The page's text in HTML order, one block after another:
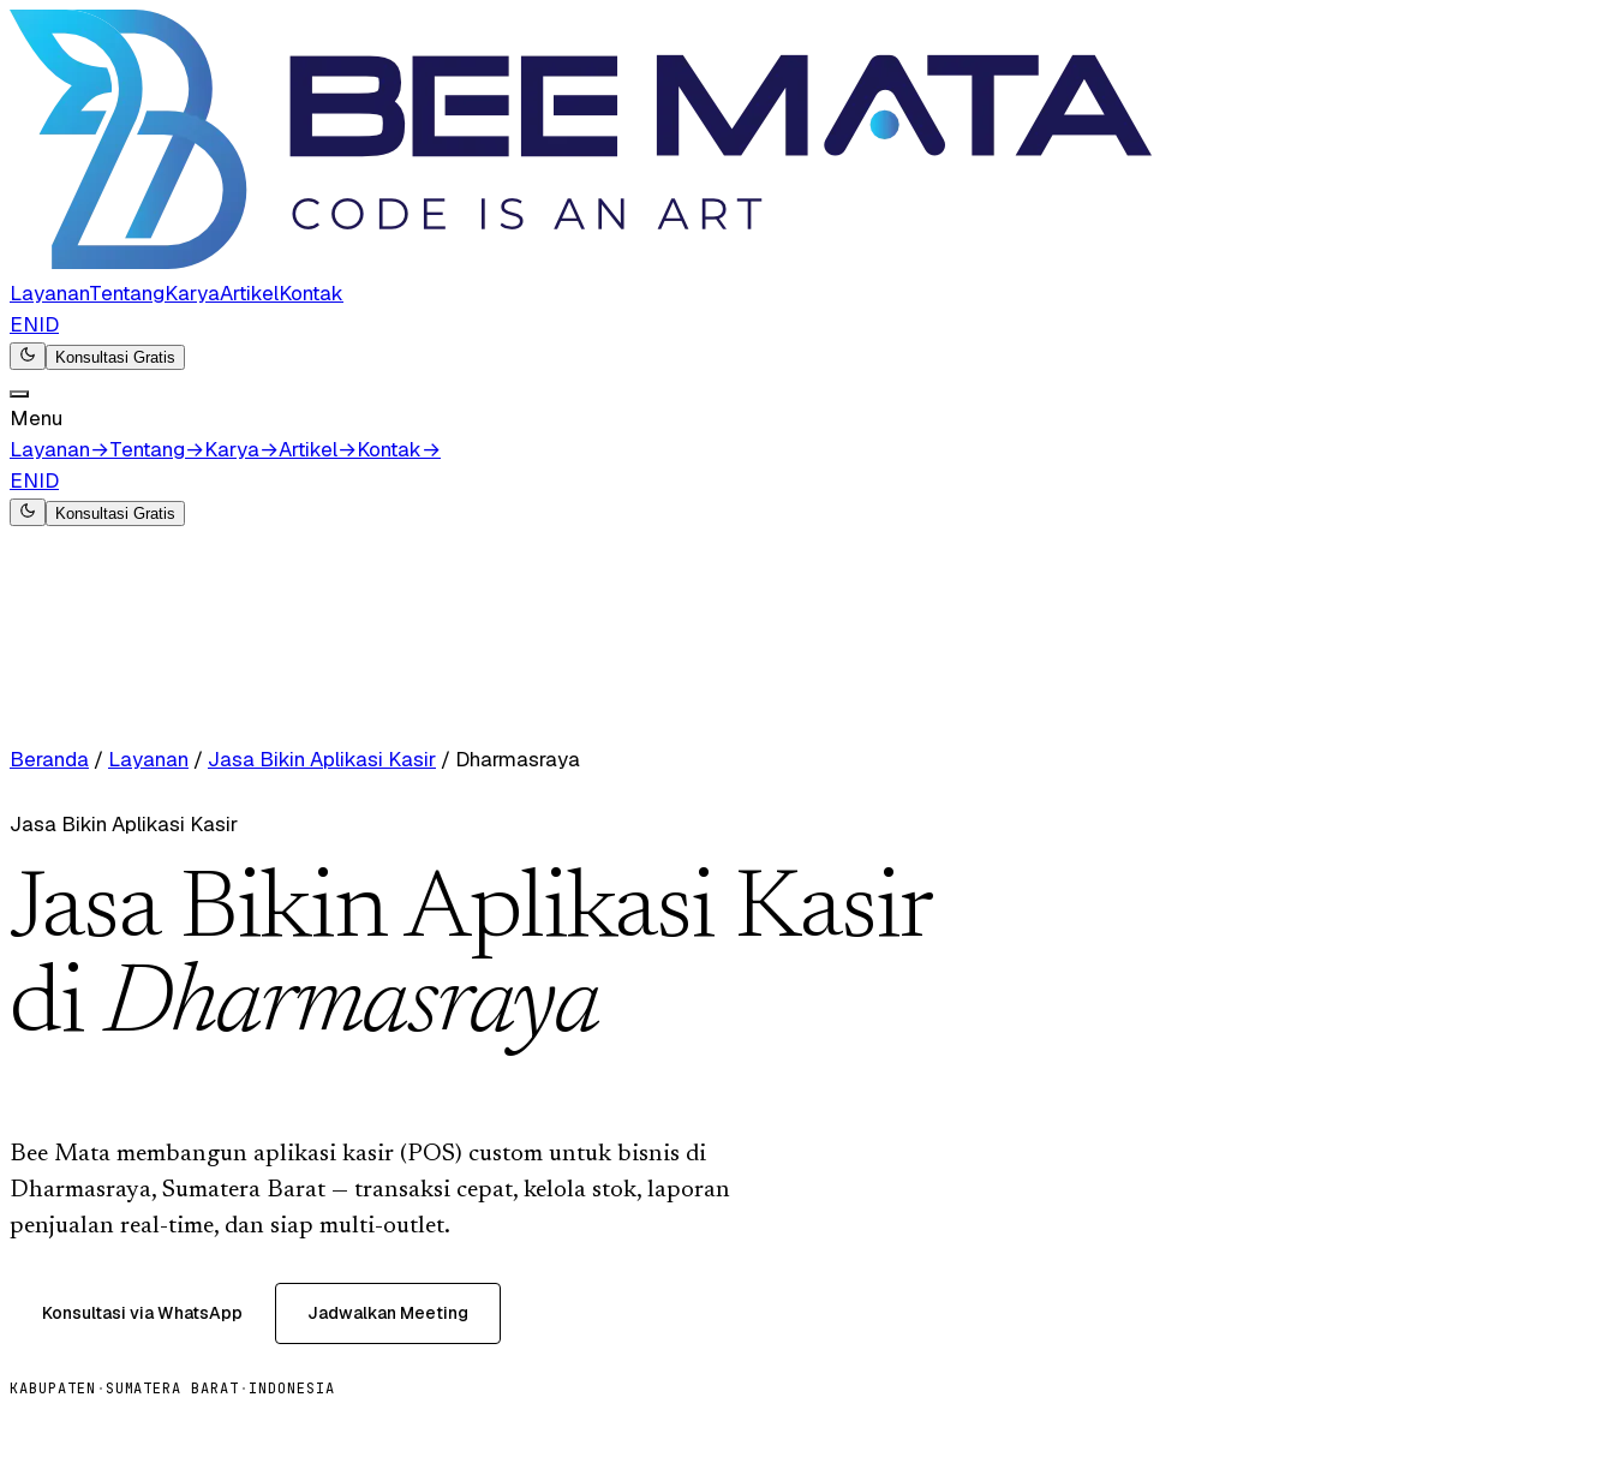
LayananTentangKaryaArtikelKontak
ENID
Konsultasi Gratis
Menu
Layanan→Tentang→Karya→Artikel→Kontak→
ENID
Konsultasi Gratis
Beranda / Layanan / Jasa Bikin Aplikasi Kasir / Dharmasraya
Jasa Bikin Aplikasi Kasir
Jasa Bikin Aplikasi Kasir
diDharmasraya
Bee Mata membangun aplikasi kasir (POS) custom untuk bisnis di
Dharmasraya, Sumatera Barat — transaksi cepat, kelola stok, laporan
penjualan real-time, dan siap multi-outlet.
Konsultasi via WhatsApp Jadwalkan Meeting
KABUPATEN · SUMATERA BARAT · INDONESIA